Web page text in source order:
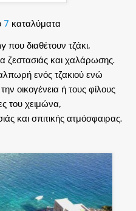
7 καταλύματα
που διαθέτουν τζάκι,
ζεστασιάς και χαλάρωσης.
ενός τζακιού ενώ
οικογένεια ή τους φίλους
του χειμώνα,
και σπιτικής ατμόσφαιρας.